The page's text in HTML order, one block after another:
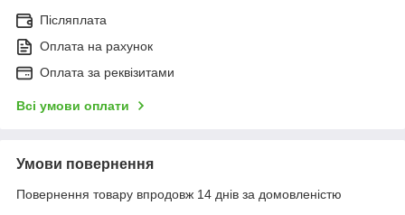
Післяплата
Оплата на рахунок
Оплата за реквізитами
Всі умови оплати
Умови повернення
Повернення товару впродовж 14 днів за домовленістю